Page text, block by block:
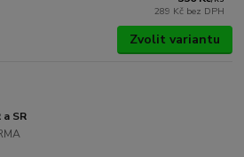
289 Kč bez DPH
Zvolit variantu
a SR